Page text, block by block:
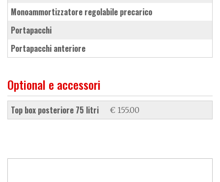
monoammortizzatore regolabile precarico
portapacchi
portapacchi anteriore
Optional e accessori
top box posteriore 75 litri € 155.00